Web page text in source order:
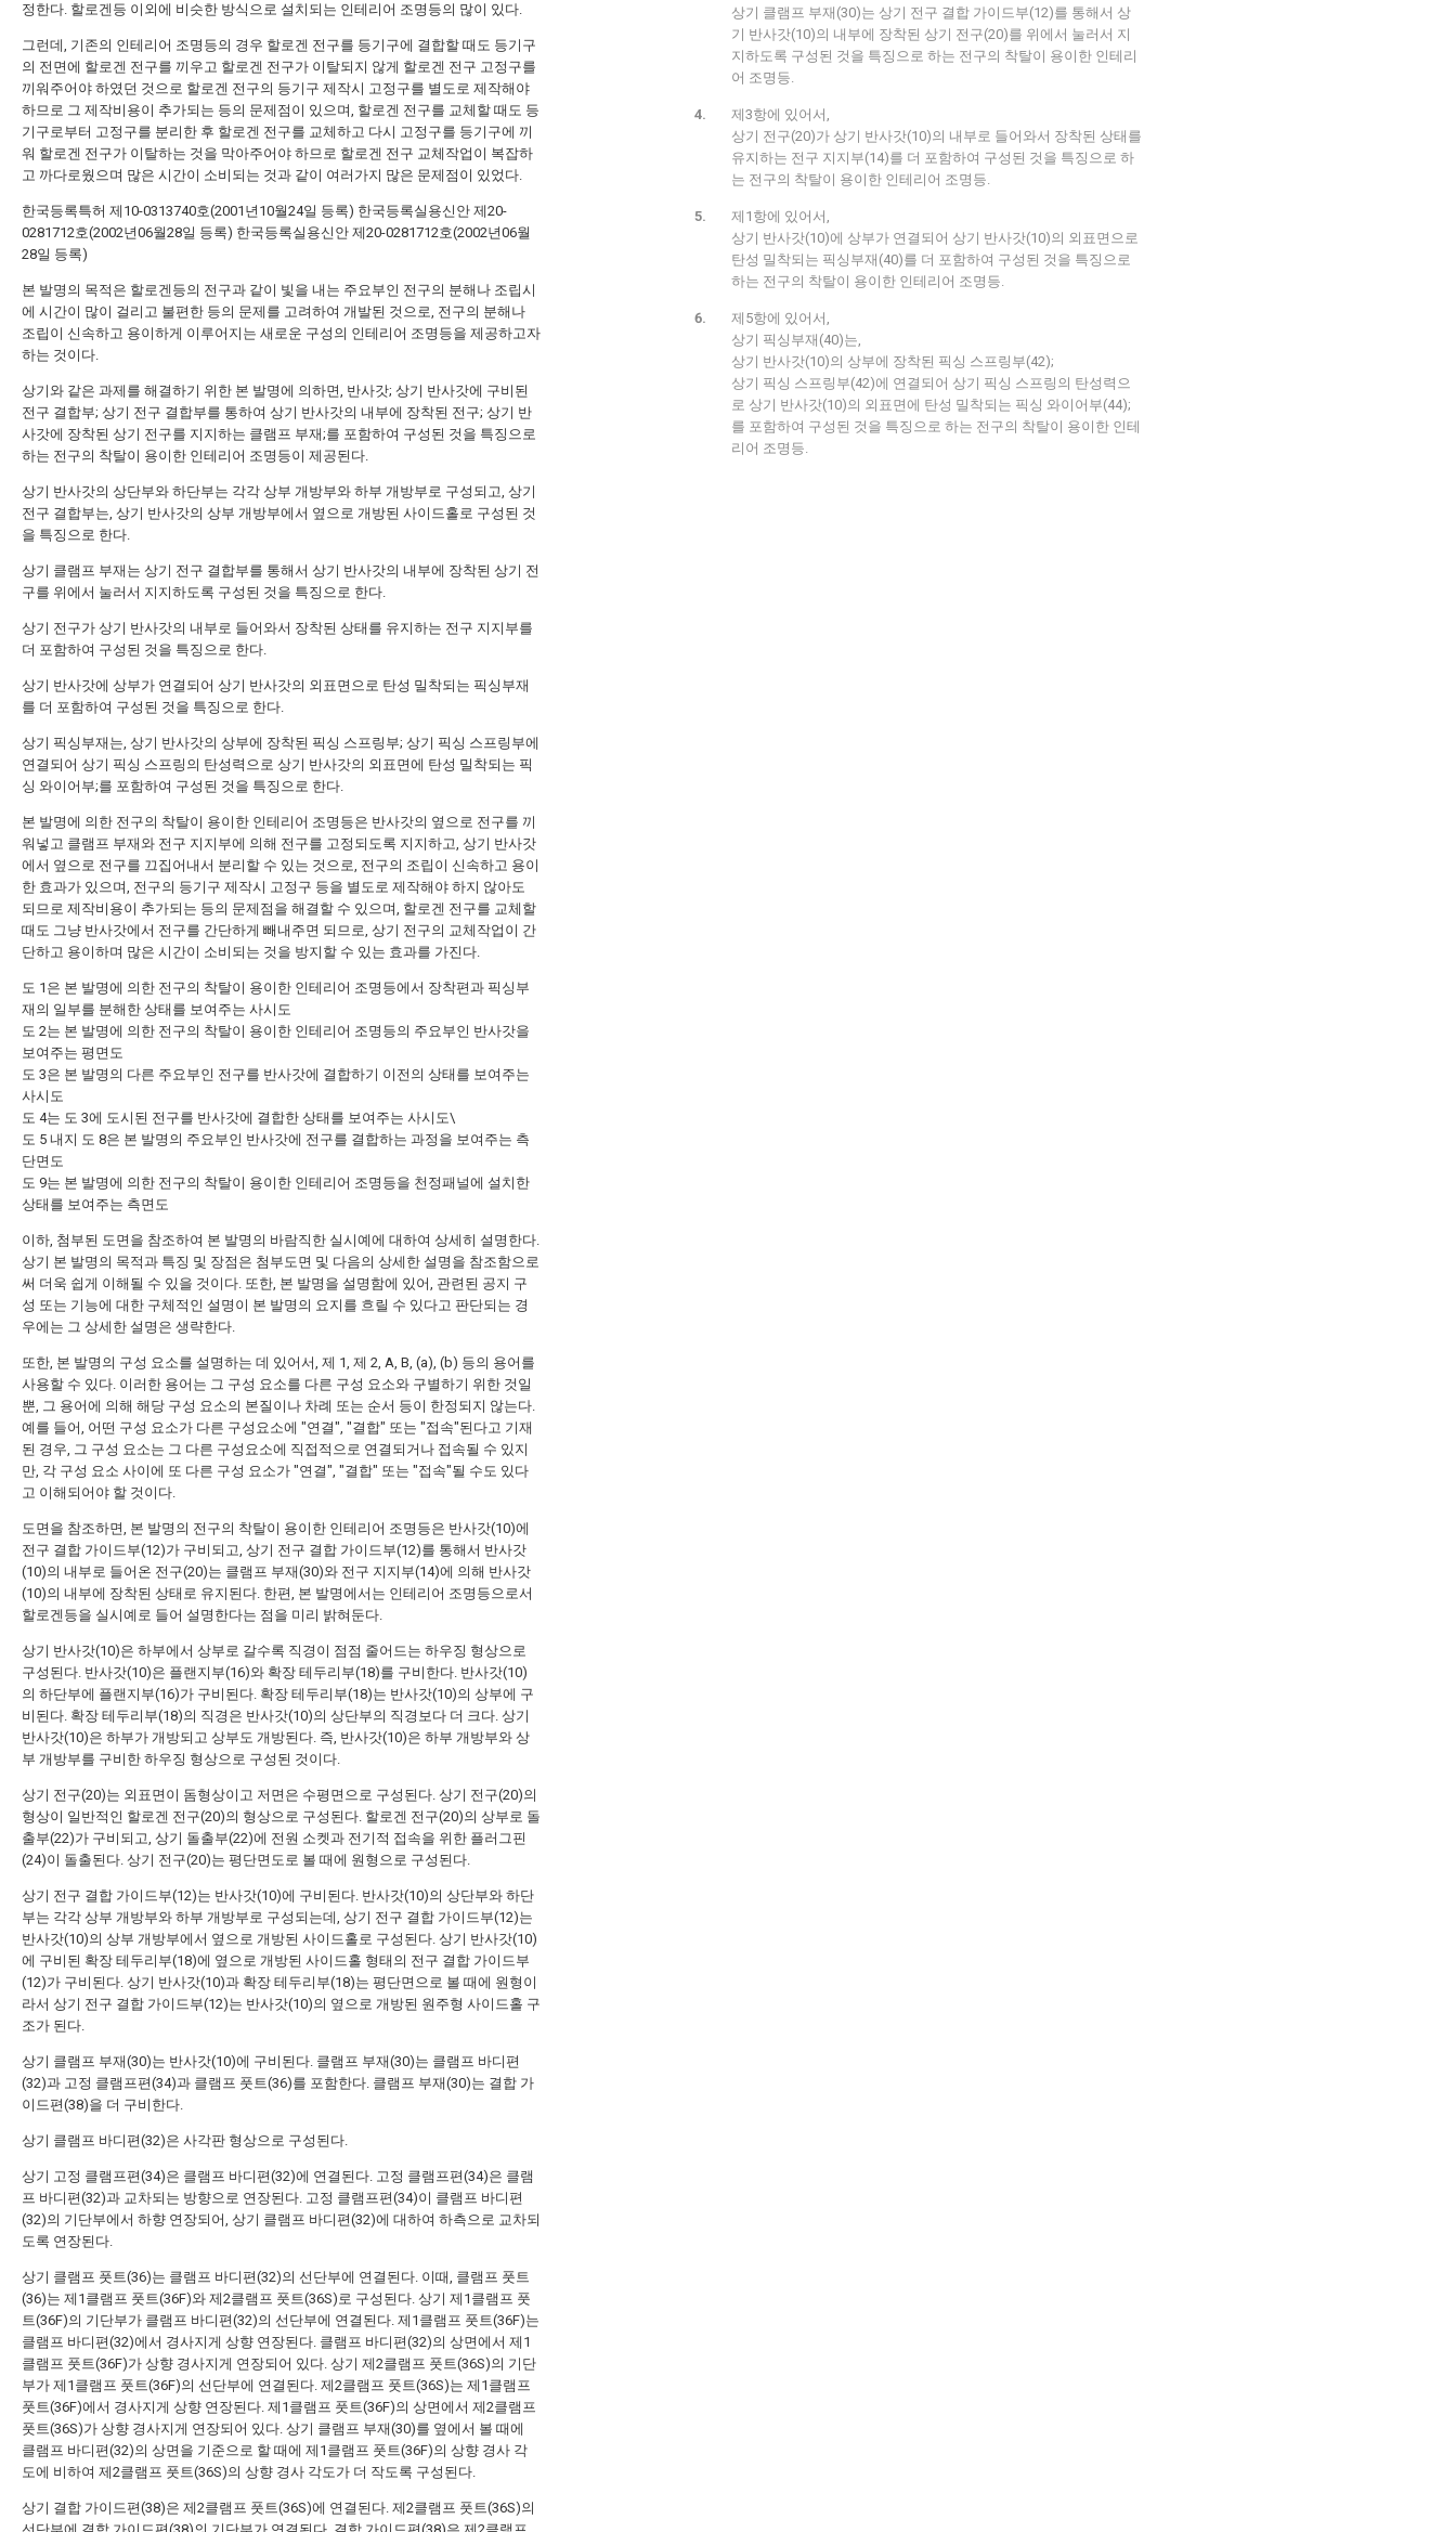
정한다. 할로겐등 이외에 비슷한 방식으로 설치되는 인테리어 조명등의 많이 있다.
그런데, 기존의 인테리어 조명등의 경우 할로겐 전구를 등기구에 결합할 때도 등기구
의 전면에 할로겐 전구를 끼우고 할로겐 전구가 이탈되지 않게 할로겐 전구 고정구를
끼워주어야 하였던 것으로 할로겐 전구의 등기구 제작시 고정구를 별도로 제작해야
하므로 그 제작비용이 추가되는 등의 문제점이 있으며, 할로겐 전구를 교체할 때도 등
기구로부터 고정구를 분리한 후 할로겐 전구를 교체하고 다시 고정구를 등기구에 끼
워 할로겐 전구가 이탈하는 것을 막아주어야 하므로 할로겐 전구 교체작업이 복잡하
고 까다로웠으며 많은 시간이 소비되는 것과 같이 여러가지 많은 문제점이 있었다.
한국등록특허 제10-0313740호(2001년10월24일 등록) 한국등록실용신안 제20-
0281712호(2002년06월28일 등록) 한국등록실용신안 제20-0281712호(2002년06월
28일 등록)
본 발명의 목적은 할로겐등의 전구과 같이 빛을 내는 주요부인 전구의 분해나 조립시
에 시간이 많이 걸리고 불편한 등의 문제를 고려하여 개발된 것으로, 전구의 분해나
조립이 신속하고 용이하게 이루어지는 새로운 구성의 인테리어 조명등을 제공하고자
하는 것이다.
상기와 같은 과제를 해결하기 위한 본 발명에 의하면, 반사갓; 상기 반사갓에 구비된
전구 결합부; 상기 전구 결합부를 통하여 상기 반사갓의 내부에 장착된 전구; 상기 반
사갓에 장착된 상기 전구를 지지하는 클램프 부재;를 포함하여 구성된 것을 특징으로
하는 전구의 착탈이 용이한 인테리어 조명등이 제공된다.
상기 반사갓의 상단부와 하단부는 각각 상부 개방부와 하부 개방부로 구성되고, 상기
전구 결합부는, 상기 반사갓의 상부 개방부에서 옆으로 개방된 사이드홀로 구성된 것
을 특징으로 한다.
상기 클램프 부재는 상기 전구 결합부를 통해서 상기 반사갓의 내부에 장착된 상기 전
구를 위에서 눌러서 지지하도록 구성된 것을 특징으로 한다.
상기 전구가 상기 반사갓의 내부로 들어와서 장착된 상태를 유지하는 전구 지지부를
더 포함하여 구성된 것을 특징으로 한다.
상기 반사갓에 상부가 연결되어 상기 반사갓의 외표면으로 탄성 밀착되는 픽싱부재
를 더 포함하여 구성된 것을 특징으로 한다.
상기 픽싱부재는, 상기 반사갓의 상부에 장착된 픽싱 스프링부; 상기 픽싱 스프링부에
연결되어 상기 픽싱 스프링의 탄성력으로 상기 반사갓의 외표면에 탄성 밀착되는 픽
싱 와이어부;를 포함하여 구성된 것을 특징으로 한다.
본 발명에 의한 전구의 착탈이 용이한 인테리어 조명등은 반사갓의 옆으로 전구를 끼
워넣고 클램프 부재와 전구 지지부에 의해 전구를 고정되도록 지지하고, 상기 반사갓
에서 옆으로 전구를 끄집어내서 분리할 수 있는 것으로, 전구의 조립이 신속하고 용이
한 효과가 있으며, 전구의 등기구 제작시 고정구 등을 별도로 제작해야 하지 않아도
되므로 제작비용이 추가되는 등의 문제점을 해결할 수 있으며, 할로겐 전구를 교체할
때도 그냥 반사갓에서 전구를 간단하게 빼내주면 되므로, 상기 전구의 교체작업이 간
단하고 용이하며 많은 시간이 소비되는 것을 방지할 수 있는 효과를 가진다.
도 1은 본 발명에 의한 전구의 착탈이 용이한 인테리어 조명등에서 장착편과 픽싱부
재의 일부를 분해한 상태를 보여주는 사시도
도 2는 본 발명에 의한 전구의 착탈이 용이한 인테리어 조명등의 주요부인 반사갓을
보여주는 평면도
도 3은 본 발명의 다른 주요부인 전구를 반사갓에 결합하기 이전의 상태를 보여주는
사시도
도 4는 도 3에 도시된 전구를 반사갓에 결합한 상태를 보여주는 사시도\
도 5 내지 도 8은 본 발명의 주요부인 반사갓에 전구를 결합하는 과정을 보여주는 측
단면도
도 9는 본 발명에 의한 전구의 착탈이 용이한 인테리어 조명등을 천정패널에 설치한
상태를 보여주는 측면도
이하, 첨부된 도면을 참조하여 본 발명의 바람직한 실시예에 대하여 상세히 설명한다.
상기 본 발명의 목적과 특징 및 장점은 첨부도면 및 다음의 상세한 설명을 참조함으로
써 더욱 쉽게 이해될 수 있을 것이다. 또한, 본 발명을 설명함에 있어, 관련된 공지 구
성 또는 기능에 대한 구체적인 설명이 본 발명의 요지를 흐릴 수 있다고 판단되는 경
우에는 그 상세한 설명은 생략한다.
또한, 본 발명의 구성 요소를 설명하는 데 있어서, 제 1, 제 2, A, B, (a), (b) 등의 용어를
사용할 수 있다. 이러한 용어는 그 구성 요소를 다른 구성 요소와 구별하기 위한 것일
뿐, 그 용어에 의해 해당 구성 요소의 본질이나 차례 또는 순서 등이 한정되지 않는다.
예를 들어, 어떤 구성 요소가 다른 구성요소에 "연결", "결합" 또는 "접속"된다고 기재
된 경우, 그 구성 요소는 그 다른 구성요소에 직접적으로 연결되거나 접속될 수 있지
만, 각 구성 요소 사이에 또 다른 구성 요소가 "연결", "결합" 또는 "접속"될 수도 있다
고 이해되어야 할 것이다.
도면을 참조하면, 본 발명의 전구의 착탈이 용이한 인테리어 조명등은 반사갓(10)에
전구 결합 가이드부(12)가 구비되고, 상기 전구 결합 가이드부(12)를 통해서 반사갓
(10)의 내부로 들어온 전구(20)는 클램프 부재(30)와 전구 지지부(14)에 의해 반사갓
(10)의 내부에 장착된 상태로 유지된다. 한편, 본 발명에서는 인테리어 조명등으로서
할로겐등을 실시예로 들어 설명한다는 점을 미리 밝혀둔다.
상기 반사갓(10)은 하부에서 상부로 갈수록 직경이 점점 줄어드는 하우징 형상으로
구성된다. 반사갓(10)은 플랜지부(16)와 확장 테두리부(18)를 구비한다. 반사갓(10)
의 하단부에 플랜지부(16)가 구비된다. 확장 테두리부(18)는 반사갓(10)의 상부에 구
비된다. 확장 테두리부(18)의 직경은 반사갓(10)의 상단부의 직경보다 더 크다. 상기
반사갓(10)은 하부가 개방되고 상부도 개방된다. 즉, 반사갓(10)은 하부 개방부와 상
부 개방부를 구비한 하우징 형상으로 구성된 것이다.
상기 전구(20)는 외표면이 돔형상이고 저면은 수평면으로 구성된다. 상기 전구(20)의
형상이 일반적인 할로겐 전구(20)의 형상으로 구성된다. 할로겐 전구(20)의 상부로 돌
출부(22)가 구비되고, 상기 돌출부(22)에 전원 소켓과 전기적 접속을 위한 플러그핀
(24)이 돌출된다. 상기 전구(20)는 평단면도로 볼 때에 원형으로 구성된다.
상기 전구 결합 가이드부(12)는 반사갓(10)에 구비된다. 반사갓(10)의 상단부와 하단
부는 각각 상부 개방부와 하부 개방부로 구성되는데, 상기 전구 결합 가이드부(12)는
반사갓(10)의 상부 개방부에서 옆으로 개방된 사이드홀로 구성된다. 상기 반사갓(10)
에 구비된 확장 테두리부(18)에 옆으로 개방된 사이드홀 형태의 전구 결합 가이드부
(12)가 구비된다. 상기 반사갓(10)과 확장 테두리부(18)는 평단면으로 볼 때에 원형이
라서 상기 전구 결합 가이드부(12)는 반사갓(10)의 옆으로 개방된 원주형 사이드홀 구
조가 된다.
상기 클램프 부재(30)는 반사갓(10)에 구비된다. 클램프 부재(30)는 클램프 바디편
(32)과 고정 클램프편(34)과 클램프 풋트(36)를 포함한다. 클램프 부재(30)는 결합 가
이드편(38)을 더 구비한다.
상기 클램프 바디편(32)은 사각판 형상으로 구성된다.
상기 고정 클램프편(34)은 클램프 바디편(32)에 연결된다. 고정 클램프편(34)은 클램
프 바디편(32)과 교차되는 방향으로 연장된다. 고정 클램프편(34)이 클램프 바디편
(32)의 기단부에서 하향 연장되어, 상기 클램프 바디편(32)에 대하여 하측으로 교차되
도록 연장된다.
상기 클램프 풋트(36)는 클램프 바디편(32)의 선단부에 연결된다. 이때, 클램프 풋트
(36)는 제1클램프 풋트(36F)와 제2클램프 풋트(36S)로 구성된다. 상기 제1클램프 풋
트(36F)의 기단부가 클램프 바디편(32)의 선단부에 연결된다. 제1클램프 풋트(36F)는
클램프 바디편(32)에서 경사지게 상향 연장된다. 클램프 바디편(32)의 상면에서 제1
클램프 풋트(36F)가 상향 경사지게 연장되어 있다. 상기 제2클램프 풋트(36S)의 기단
부가 제1클램프 풋트(36F)의 선단부에 연결된다. 제2클램프 풋트(36S)는 제1클램프
풋트(36F)에서 경사지게 상향 연장된다. 제1클램프 풋트(36F)의 상면에서 제2클램프
풋트(36S)가 상향 경사지게 연장되어 있다. 상기 클램프 부재(30)를 옆에서 볼 때에
클램프 바디편(32)의 상면을 기준으로 할 때에 제1클램프 풋트(36F)의 상향 경사 각
도에 비하여 제2클램프 풋트(36S)의 상향 경사 각도가 더 작도록 구성된다.
상기 결합 가이드편(38)은 제2클램프 풋트(36S)에 연결된다. 제2클램프 풋트(36S)의
상기 클램프 부재(30)는 상기 전구 결합 가이드부(12)를 통해서 상
기 반사갓(10)의 내부에 장착된 상기 전구(20)를 위에서 눌러서 지
지하도록 구성된 것을 특징으로 하는 전구의 착탈이 용이한 인테리
어 조명등.
제3항에 있어서,
상기 전구(20)가 상기 반사갓(10)의 내부로 들어와서 장착된 상태를
유지하는 전구 지지부(14)를 더 포함하여 구성된 것을 특징으로 하
는 전구의 착탈이 용이한 인테리어 조명등.
제1항에 있어서,
상기 반사갓(10)에 상부가 연결되어 상기 반사갓(10)의 외표면으로
탄성 밀착되는 픽싱부재(40)를 더 포함하여 구성된 것을 특징으로
하는 전구의 착탈이 용이한 인테리어 조명등.
제5항에 있어서,
상기 픽싱부재(40)는,
상기 반사갓(10)의 상부에 장착된 픽싱 스프링부(42);
상기 픽싱 스프링부(42)에 연결되어 상기 픽싱 스프링의 탄성력으
로 상기 반사갓(10)의 외표면에 탄성 밀착되는 픽싱 와이어부(44);
를 포함하여 구성된 것을 특징으로 하는 전구의 착탈이 용이한 인테
리어 조명등.